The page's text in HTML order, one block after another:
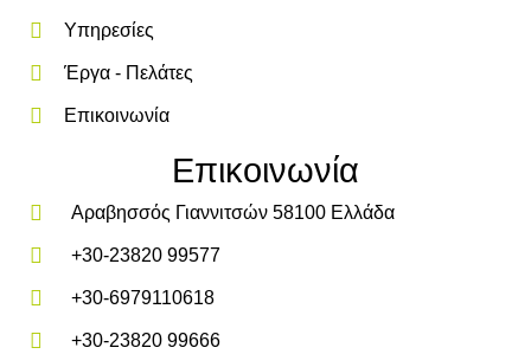
Υπηρεσίες
Έργα - Πελάτες
Επικοινωνία
Επικοινωνία
Αραβησσός Γιαννιτσών 58100 Ελλάδα
+30-23820 99577
+30-6979110618
+30-23820 99666